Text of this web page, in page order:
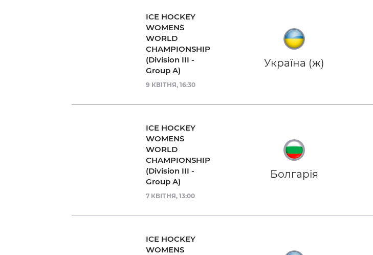
ICE HOCKEY
WOMEN`S
WORLD
CHAMPIONSHIP
(Division III -
Group A)
9 КВІТНЯ, 16:30
Україна (ж)
ICE HOCKEY
WOMEN`S
WORLD
CHAMPIONSHIP
(Division III -
Group A)
7 КВІТНЯ, 13:00
Болгарія
ICE HOCKEY
WOMEN`S